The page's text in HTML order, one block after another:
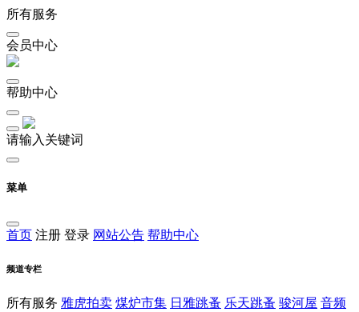
所有服务
会员中心
帮助中心
请输入关键词
菜单
首页 注册 登录 网站公告 帮助中心
频道专栏
所有服务 雅虎拍卖 煤炉市集 日雅跳蚤 乐天跳蚤 骏河屋 音频